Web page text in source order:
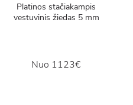
Platinos stačiakampis
vestuvinis žiedas 5 mm
Nuo 1123€